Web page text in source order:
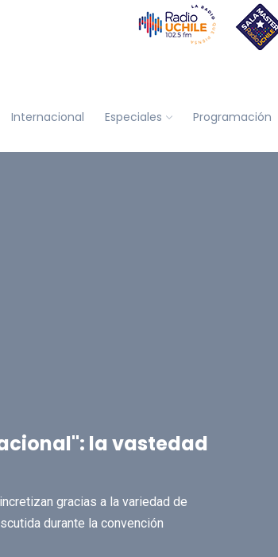
Internacional Especiales Programación
la vastedad
gracias a la variedad de
durante la convención